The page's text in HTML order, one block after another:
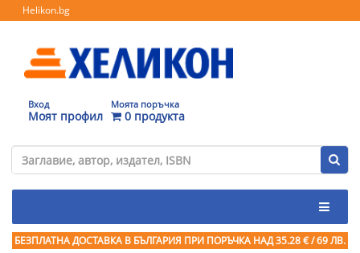
Helikon.bg
Вход
Моят профил
Моята поръчка
0 продукта
БЕЗПЛАТНА ДОСТАВКА В БЪЛГАРИЯ ПРИ ПОРЪЧКА НАД 35.28 € / 69 ЛВ.